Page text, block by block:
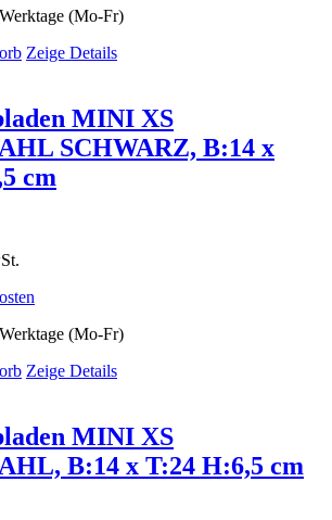
(Mo-Fr)
Zeige Details
MINI XS
SCHWARZ, B:14 x
cm
(Mo-Fr)
Zeige Details
MINI XS
B:14 x T:24 H:6,5 cm